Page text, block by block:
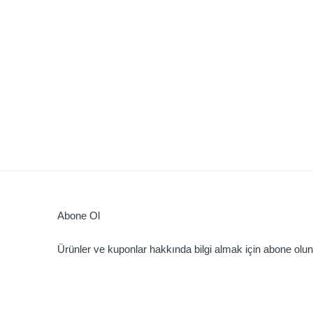
Abone Ol
Ürünler ve kuponlar hakkında bilgi almak için abone